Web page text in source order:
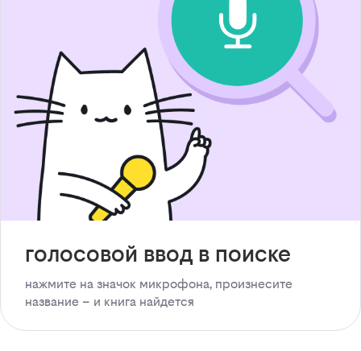
голосовой ввод в поиске
нажмите на значок микрофона, произнесите
название – и книга найдется